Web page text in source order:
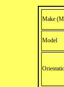
Make
Model